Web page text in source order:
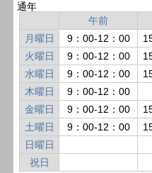
通年
午前
月曜日
9：00-12：00
火曜日
9：00-12：00
水曜日
9：00-12：00
木曜日
9：00-12：00
金曜日
9：00-12：00
土曜日
9：00-12：00
日曜日
祝日